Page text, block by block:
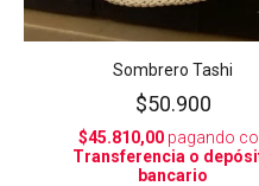
Sombrero Tashi
$50.900
$45.810,00pagando
Transferencia o
bancario